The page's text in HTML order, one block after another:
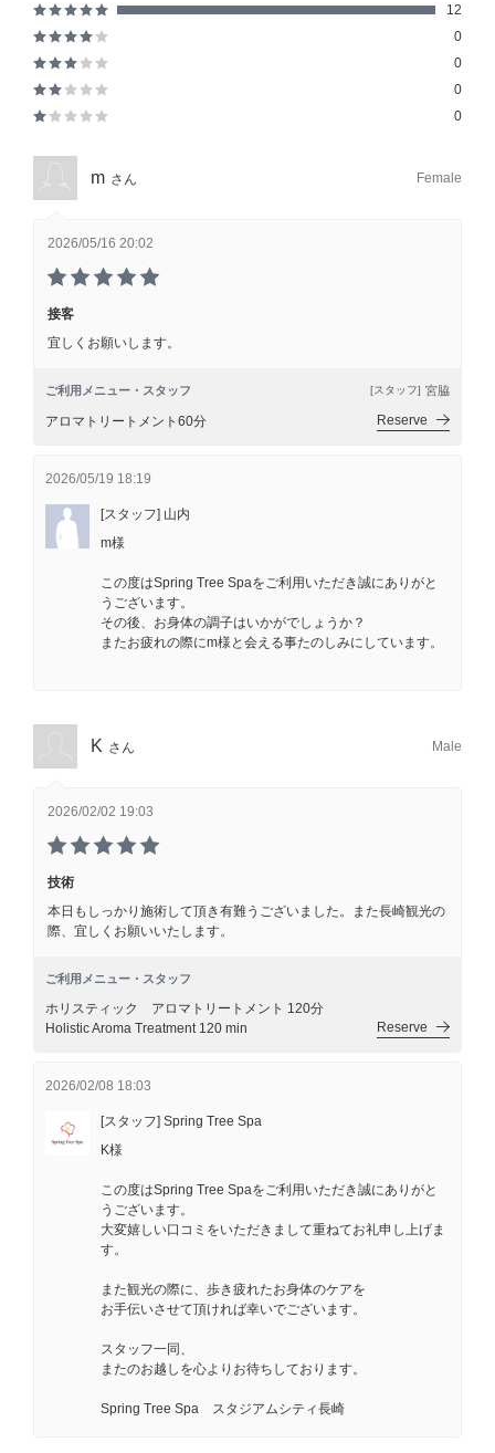
12
0
0
0
0
m さん Female
2026/05/16 20:02
接客
宜しくお願いします。
ご利用メニュー・スタッフ [スタッフ] 宮脇
アロマトリートメント60分 Reserve
2026/05/19 18:19
[スタッフ] 山内
m様
この度はSpring Tree Spaをご利用いただき誠にありがと
うございます。
その後、お身体の調子はいかがでしょうか？
またお疲れの際にm様と会える事たのしみにしています。
K さん Male
2026/02/02 19:03
技術
本日もしっかり施術して頂き有難うございました。また長崎観光の
際、宜しくお願いいたします。
ご利用メニュー・スタッフ
ホリスティック アロマトリートメント 120分
Holistic Aroma Treatment 120 min
Reserve
2026/02/08 18:03
[スタッフ] Spring Tree Spa
K様
この度はSpring Tree Spaをご利用いただき誠にありがと
うございます。
大変嬉しい口コミをいただきまして重ねてお礼申し上げま
す。
また観光の際に、歩き疲れたお身体のケアを
お手伝いさせて頂ければ幸いでございます。
スタッフ一同、
またのお越しを心よりお待ちしております。
Spring Tree Spa スタジアムシティ長崎